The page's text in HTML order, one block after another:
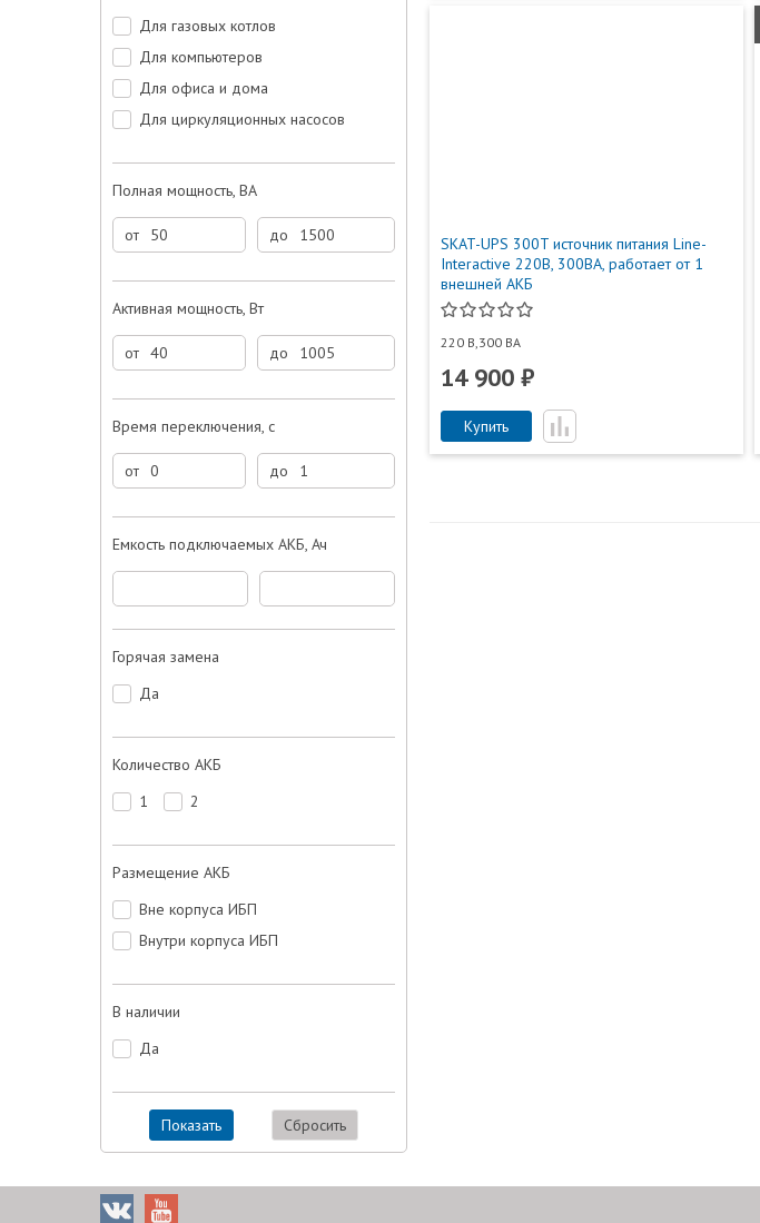
Для газовых котлов
Для компьютеров
Для офиса и дома
Для циркуляционных насосов
Полная мощность, ВА
от до
Активная мощность, Вт
от до
Время переключения, с
от до
Емкость подключаемых АКБ, Ач
Горячая замена
Да
Количество АКБ
1
2
Размещение АКБ
Вне корпуса ИБП
Внутри корпуса ИБП
В наличии
Да
Показать Сбросить
SKAT-UPS 300T источник питания Line-
Interactive 220В, 300ВА, работает от 1
внешней АКБ
220 В,300 ВА
14 900 ₽
Купить